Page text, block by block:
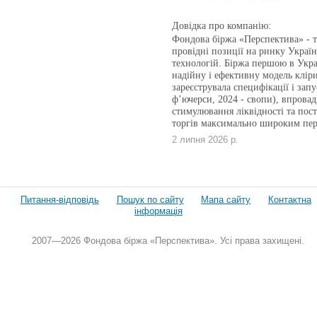
Довідка про компанію:
Фондова біржа «Перспектива» -
провідні позиції на ринку
технологій. Біржа першою в
надійну і ефективну модель
зареєструвала специфікації і
ф’ючерси, 2024 - свопи),
стимулювання ліквідності та
торгів максимально широким
2 липня 2026 р.
Питання-відповідь Пошук по сайту Мапа сайту
Контактна
інформація
2007—2026 Фондова біржа «Перспектива». Усі права захищені.